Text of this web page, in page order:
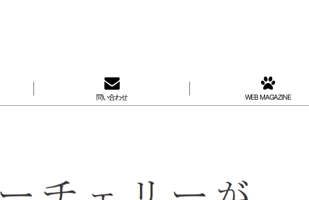
問い合わせ WEB MAGAZINE